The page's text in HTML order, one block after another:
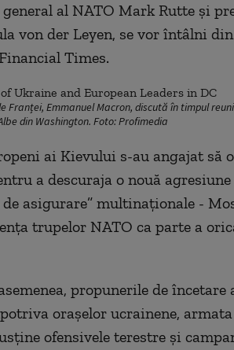
al NATO Mark Rutte și
von der Leyen, se vor întâlni
Times.
Franței, Emmanuel Macron, discută în timpul
din Washington. Foto: Profimedia
ai Kievului s-au angajat să
a descuraja o nouă
asigurare” multinaționale -
trupelor NATO ca parte a
propunerile de încetare
orașelor ucrainene,
ofensivele terestre și